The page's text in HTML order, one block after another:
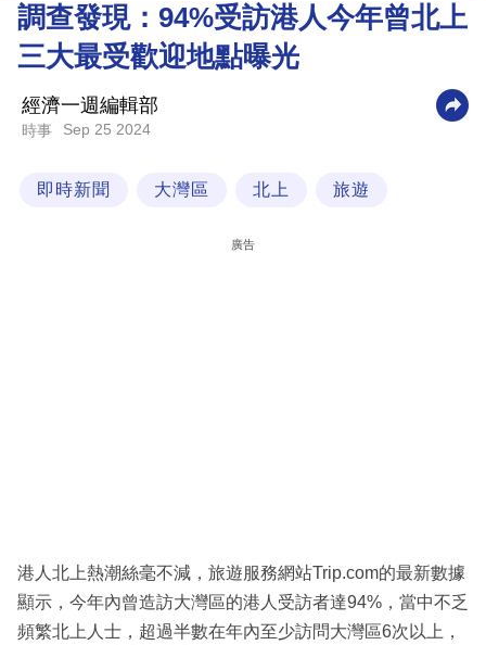
財
商
業
科
區
調查發現：94%受訪港人今年曾北上
三大最受歡迎地點曝光
經濟一週編輯部
時事 Sep 25 2024
即時新聞 大灣區 北上 旅遊
廣告
港人北上熱潮絲毫不減，旅遊服務網站Trip.com的最新數據
顯示，今年內曾造訪大灣區的港人受訪者達94%，當中不乏
頻繁北上人士，超過半數在年內至少訪問大灣區6次以上，